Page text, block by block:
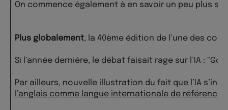
On commence également à en savoir un peu plus
Plus globalement, la 40ème édition de l’une des
Si l’année dernière, le débat faisait rage sur l’IA :
Par ailleurs, nouvelle illustration du fait que l’IA
l’anglais comme langue internationale de référence